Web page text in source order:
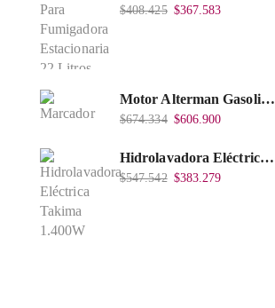
$408.425 $367.583
Motor Alterman Gasolina 4T, 6.5Hp Eje Cuña/Rosca 3/4", Xge65K.
$674.334 $606.900
Hidrolavadora Eléctrica Takima 1.400W 1.600Psi, Tkepw-1600-A.
$547.542 $383.279